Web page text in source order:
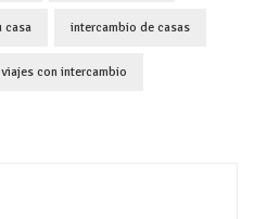
casa intercambio de casas
viajes con intercambio